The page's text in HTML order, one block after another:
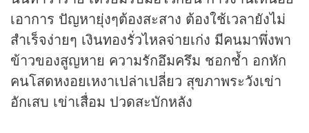
เอาการ ปัญหายุ่งๆต้องสะสาง ต้องใช้เวลายังไม่
สำเร็จง่ายๆ เงินทองรั่วไหลจ่ายเก่ง มีคนมาพึ่งพา
ข้าวของสูญหาย ความรักอึมครึม ชอกช้ำ อกหัก
คนโสดหงอยเหงาเปล่าเปลี่ยว สุขภาพระวังเข่า
อักเสบ เข่าเสื่อม ปวดสะบักหลัง